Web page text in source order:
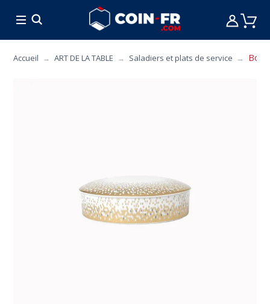
CUISINE MOBILIER
Accueil ART DE LA TABLE Saladiers et plats de service